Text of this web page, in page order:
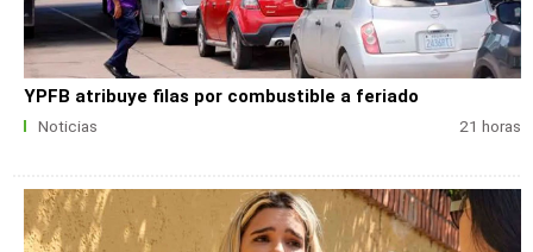
YPFB atribuye filas por combustible a feriado
Noticias 21 horas